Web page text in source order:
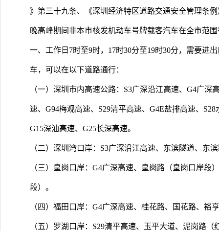
》第三十九条、《深圳经济特区道路交通安全管理条
晚高峰期间非本市核发机动车号牌载客汽车在全市范
一、工作日7时至9时，17时30分至19时30分，需要进
车，可以在以下道路通行：
（一）深圳市内高速公路：S3广深沿江高速、G4广深
速、G94梅观高速、S29清平高速、G4E盐排高速、
G15深汕高速、G25长深高速。
（二）深圳湾口岸：S3广深沿江高速、东滨隧道、东
（三）皇岗口岸：G4广深高速、皇岗路（皇岗口岸段
段）。
（四）福田口岸：G4广深高速、桂花路、国花路、裕
（五）罗湖口岸：S29清平高速、玉平大道、泥岗路